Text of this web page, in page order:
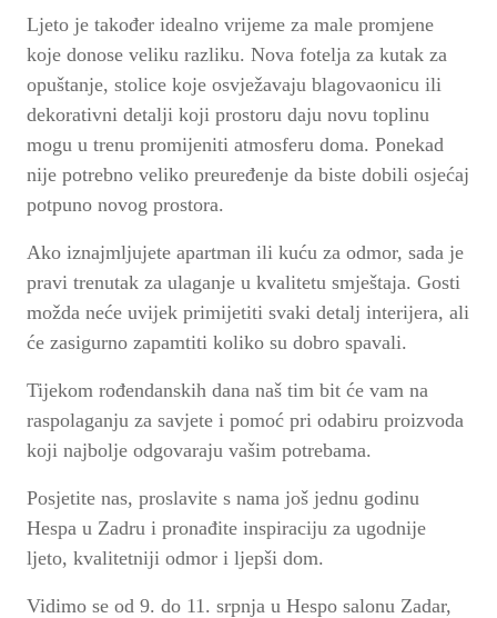
Ljeto je također idealno vrijeme za male promjene
koje donose veliku razliku. Nova fotelja za kutak za
opuštanje, stolice koje osvježavaju blagovaonicu ili
dekorativni detalji koji prostoru daju novu toplinu
mogu u trenu promijeniti atmosferu doma. Ponekad
nije potrebno veliko preuređenje da biste dobili osjećaj
potpuno novog prostora.
Ako iznajmljujete apartman ili kuću za odmor, sada je
pravi trenutak za ulaganje u kvalitetu smještaja. Gosti
možda neće uvijek primijetiti svaki detalj interijera, ali
će zasigurno zapamtiti koliko su dobro spavali.
Tijekom rođendanskih dana naš tim bit će vam na
raspolaganju za savjete i pomoć pri odabiru proizvoda
koji najbolje odgovaraju vašim potrebama.
Posjetite nas, proslavite s nama još jednu godinu
Hespa u Zadru i pronađite inspiraciju za ugodnije
ljeto, kvalitetniji odmor i ljepši dom.
Vidimo se od 9. do 11. srpnja u Hespo salonu Zadar,